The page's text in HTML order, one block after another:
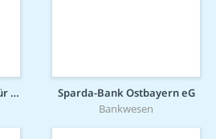
Knorr-Bremse Systeme für Schienenfahrzeuge GmbH
Sparda-Bank Ostbayern eG
Bankwesen